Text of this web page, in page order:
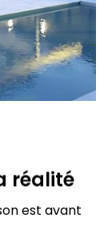
réalité
est avant